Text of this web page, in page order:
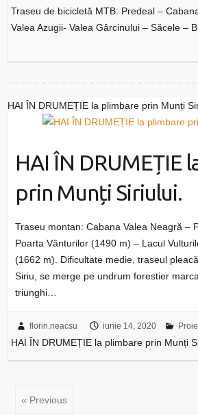
Traseu de bicicletă MTB: Predeal –
Valea Azugii- Valea Gârcinului – Săcele –
HAI ÎN DRUMEȚIE la plimbare prin Munți
HAI ÎN DRUMEȚIE
prin Munți Siriului.
Traseu montan: Cabana Valea Neagră –
Poarta Vânturilor (1490 m) – Lacul
(1662 m). Dificultate medie, traseul
Siriu, se merge pe undrum forestier
triunghi…
florin.neacsu iunie 14, 2020
HAI ÎN DRUMEȚIE la plimbare prin Munți
« Previous